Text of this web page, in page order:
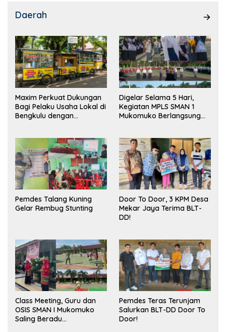
Daerah
Maxim Perkuat Dukungan
Bagi Pelaku Usaha Lokal di
Bengkulu dengan
Pasar
Digelar Selama 5 Hari,
Kegiatan MPLS SMAN 1
Mukomuko Berlangsung
Pemdes Talang Kuning
Gelar Rembug Stunting
Door To Door, 3 KPM Desa
Mekar Jaya Terima BLT-
DD!
Class Meeting, Guru dan
OSIS SMAN I Mukomuko
Saling Beradu
Pemdes Teras Terunjam
Salurkan BLT-DD Door To
Door!